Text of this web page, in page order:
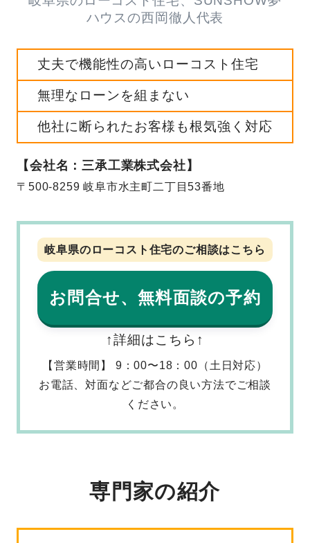
ハウスの西岡徹人代表
丈夫で機能性の高いローコスト住宅
無理なローンを組まない
他社に断られたお客様も根気強く対応
【会社名：三承工業株式会社】
〒500-8259 岐阜市水主町二丁目53番地
岐阜県のローコスト住宅のご相談はこちら
お問合せ、無料面談の予約
↑詳細はこちら↑
【営業時間】 9：00〜18：00（土日対応）
お電話、対面などご都合の良い方法でご相談
ください。
専門家の紹介